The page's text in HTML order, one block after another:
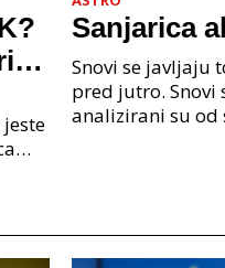
Sanjarica
Snovi se javljaju
pred jutro. Snovi
analizirani su od